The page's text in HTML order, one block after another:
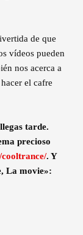
de que
vídeos pueden
nos acerca a
el cafre
tarde.
precioso
. Y
La movie»: